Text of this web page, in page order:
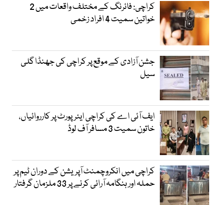
کراچی: فائرنگ کے مختلف واقعات میں 2
خواتین سمیت 4 افراد زخمی
جشن آزادی کے موقع پر کراچی کی جھنڈا گلی
سیل
ایف آئی اے کی کراچی ایئرپورٹ پر کارروائیاں،
خاتون سمیت 3 مسافر آف لوڈ
کراچی میں انکروچمنٹ آپریشن کے دوران ٹیم پر
حملہ اور ہنگامہ آرائی کرنے پر 33 ملزمان گرفتار